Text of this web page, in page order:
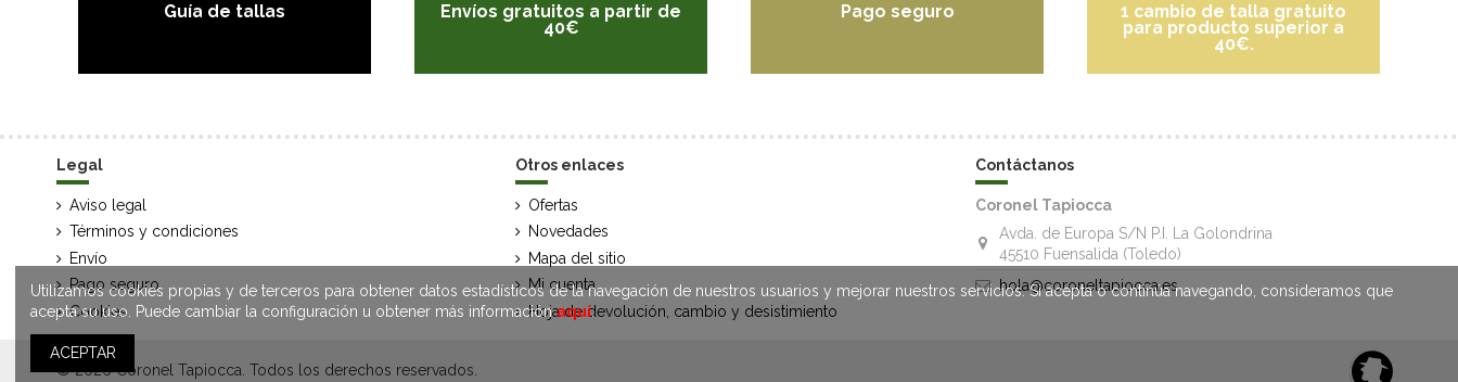
Guía de tallas Envíos gratuitos a partir de
40€
Pago seguro 1 cambio de talla gratuito
para producto superior a
40€.
Legal
Aviso legal
Términos y condiciones
Envío
Pago seguro
Cookies
Otros enlaces
Ofertas
Novedades
Mapa del sitio
Mi cuenta
Hoja de devolución, cambio y desistimiento
Contáctanos
Coronel Tapiocca
Avda. de Europa S/N P.I. La Golondrina
45510 Fuensalida (Toledo)
hola@coroneltapiocca.es
© 2026 Coronel Tapiocca. Todos los derechos reservados.
Utilizamos cookies propias y de terceros para obtener datos estadísticos de la navegación de nuestros usuarios y mejorar nuestros servicios. Si acepta o continúa navegando, consideramos que
acepta su uso. Puede cambiar la configuración u obtener más informaciónaquí.
ACEPTAR